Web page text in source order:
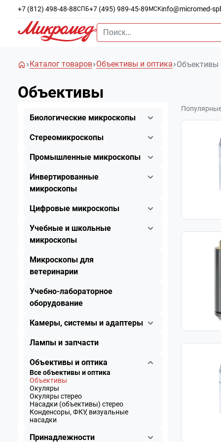
+7 (812) 498-48-88СПБ+7 (495) 989-45-89 МСКinfo@micromed-
Каталог товаров Объективы и оптика Объективы
Объективы
Биологические микроскопы
Стереомикроскопы
Промышленные микроскопы
Инвертированные
микроскопы
Цифровые микроскопы
Учебные и школьные
микроскопы
Микроскопы для
ветеринарии
Учебно-лабораторное
оборудование
Камеры, системы и адаптеры
Лампы и запчасти
Объективы и оптика
Все объективы и оптика
Объективы
Окуляры
Окуляры стерео
Насадки (объективы) стерео
Конденсоры, ФКУ, визуальные
насадки
Принадлежности